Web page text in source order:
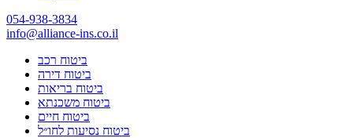
054-938-3834
info@alliance-ins.co.il
ביטוח רכב
ביטוח דירה
ביטוח בריאות
ביטוח משכנתא
ביטוח חיים
ביטוח נסיעות לחו״ל